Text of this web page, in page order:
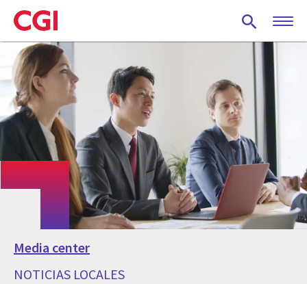
Skip
to
main
content
Media center
NOTICIAS LOCALES